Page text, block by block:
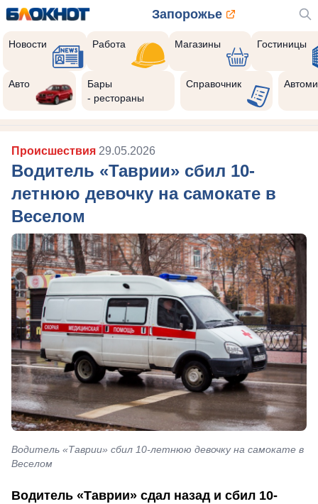
Запорожье
Новости Работа Магазины Гостиницы
Авто
Бары
- рестораны
Справочник
Происшествия 29.05.2026
Водитель «Таврии» сбил 10-
летнюю девочку на самокате в
Веселом
Водитель «Таврии» сбил 10-летнюю девочку на самокате в
Веселом
Водитель «Таврии» сдал назад и сбил 10-